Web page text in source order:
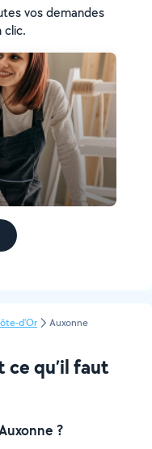
vos demandes
clic.
d'Or Auxonne
ce qu’il faut
?